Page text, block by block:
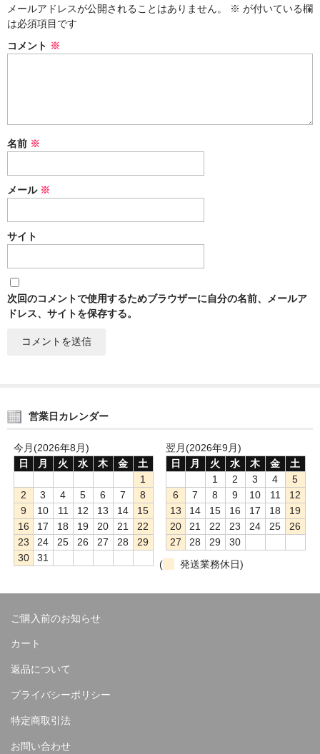
メールアドレスが公開されることはありません。
※ が付いている欄
は必須項目です
コメント ※
名前 ※
メール ※
サイト
次回のコメントで使用するためブラウザーに自分の名前、メールア
ドレス、サイトを保存する。
営業日カレンダー
今月(2026年8月)
日
月 火 水 木 金
土
1
2
3 4 5 6 7
8
9
10 11 12 13 14
15
16
17 18 19 20 21
22
23
24 25 26 27 28
29
30
31
翌月(2026年9月)
日
月 火 水 木 金
土
1
2 3 4
5
6
7 8 9 10 11
12
13
14 15 16 17 18
19
20
21 22 23 24 25
26
27
28 29
30
(
発送業務休日)
ご購入前のお知らせ
カート
返品について
プライバシーポリシー
特定商取引法
お問い合わせ